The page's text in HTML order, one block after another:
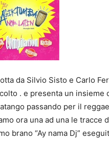
da Silvio Sisto e Carlo
. e presenta un insieme
passando per il
ora una ad una le tracce
brano “Ay nama Dj”